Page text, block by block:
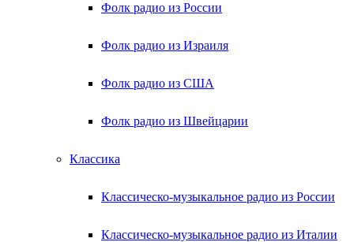
Фолк радио из России
Фолк радио из Израиля
Фолк радио из США
Фолк радио из Швейцарии
Классика
Классическо-музыкальное радио из России
Классическо-музыкальное радио из Италии